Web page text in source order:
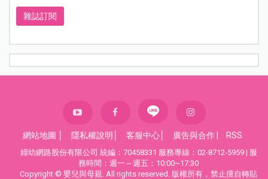
雜誌訂閱
網站地圖 隱私權說明 客服中心 廣告與合作 RSS
婦幼網路股份有限公司 統編：70458331 服務專線：02-8712-5959 | 服
務時間：週一～週五：10:00~17:30
Copyright © 嬰兒與母親. All rights reserved. 版權所有，禁止擅自轉貼